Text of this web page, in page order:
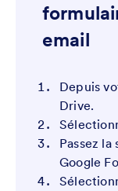
email
Depuis
Drive.
Passez
Google